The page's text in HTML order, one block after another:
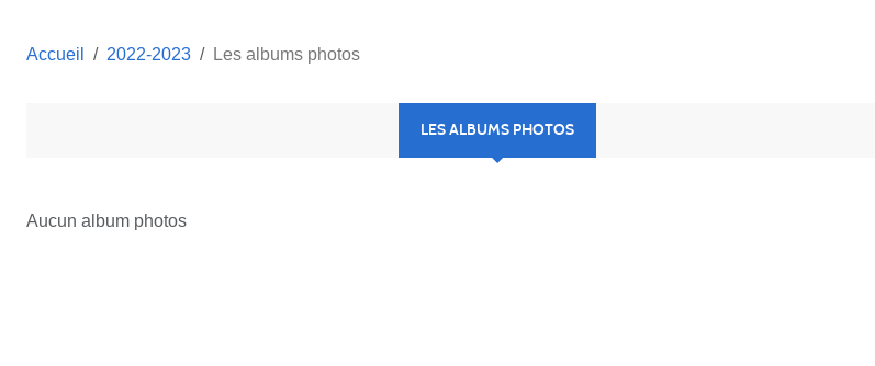
Accueil 2022-2023 Les albums photos
LES ALBUMS PHOTOS
Aucun album photos